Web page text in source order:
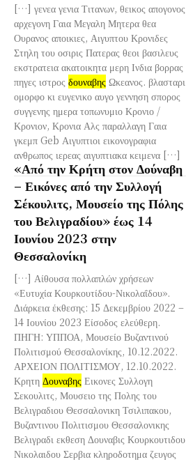
[…] γενεα γενια Τιτανων, θεικος απογονος
αρχεγονη Γαια Μεγαλη Μητερα θεα
Ουρανος αποικιες, Αιγυπτου Κρονιδες
Στηλη του οσιρις Πατερας θεοι βασιλευς
εκστρατεια ακατοικητα μερη Ινδια βορρας
πηγες ιστρος δουναβης Ωκεανος. βλασταρι
ομορφο κι ευγενικο αυγο γεννηση σπορος
συγγενης ημερα τοπωνυμιο Κρονιο /
Κρονιον, Κρονια Αλς παραλλαγη Γαια
γκεμπ Geb Αιγυπτιοι εικονογραφια
ανθρωπος ιερεας αιγυπτιακα κειμενα […]
«Από την Κρήτη στον Δούναβη
– Εικόνες από την Συλλογή
Σέκουλιτς, Μουσείο της Πόλης
του Βελιγραδίου» έως 14
Ιουνίου 2023 στην
Θεσσαλονίκη
[…] Αίθουσα πολλαπλών χρήσεων
«Ευτυχία Κουρκουτίδου-Νικολαΐδου».
Διάρκεια έκθεσης: 15 Δεκεμβρίου 2022 –
14 Ιουνίου 2023 Είσοδος ελεύθερη.
ΠΗΓΗ: ΥΠΠΟΑ, Μουσείο Βυζαντινού
Πολιτισμού Θεσσαλονίκης, 10.12.2022.
ΑΡΧΕΙΟΝ ΠΟΛΙΤΙΣΜΟΥ, 12.10.2022.
Κρητη Δουναβης Εικονες Συλλογη
Σεκουλιτς, Μουσειο της Πολης του
Βελιγραδιου Θεσσαλονικη Τσιλιπακου,
Βυζαντινου Πολιτισμου Θεσσαλονικης
Βελιγραδι εκθεση Δουναβις Κουρκουτιδου
Νικολαιδου Σερβια κληροδοτημα ζευγος